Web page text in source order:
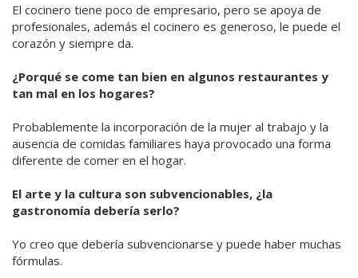
El cocinero tiene poco de empresario, pero se apoya de
profesionales, además el cocinero es generoso, le puede el
corazón y siempre da.
¿Porqué se come tan bien en algunos restaurantes y
tan mal en los hogares?
Probablemente la incorporación de la mujer al trabajo y la
ausencia de comidas familiares haya provocado una forma
diferente de comer en el hogar.
El arte y la cultura son subvencionables, ¿la
gastronomía debería serlo?
Yo creo que debería subvencionarse y puede haber muchas
fórmulas.